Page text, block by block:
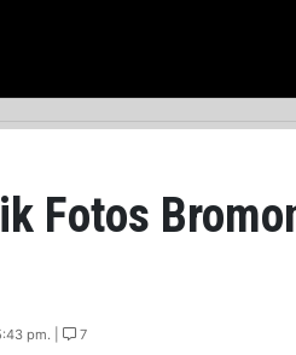
Fotos
pm. | 7